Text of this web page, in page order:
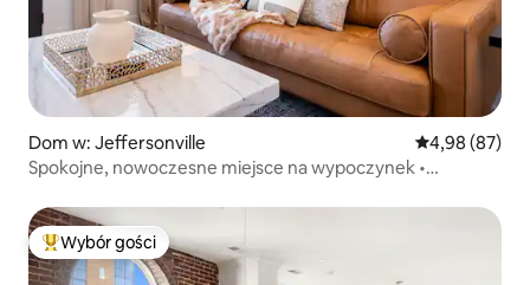
Dom w: Jeffersonville Średnia
4,98 (87)
Spokojne, nowoczesne miejsce na wypoczynek •
Najpopularniejsze z kategorii Wybór gości
Wybór gości